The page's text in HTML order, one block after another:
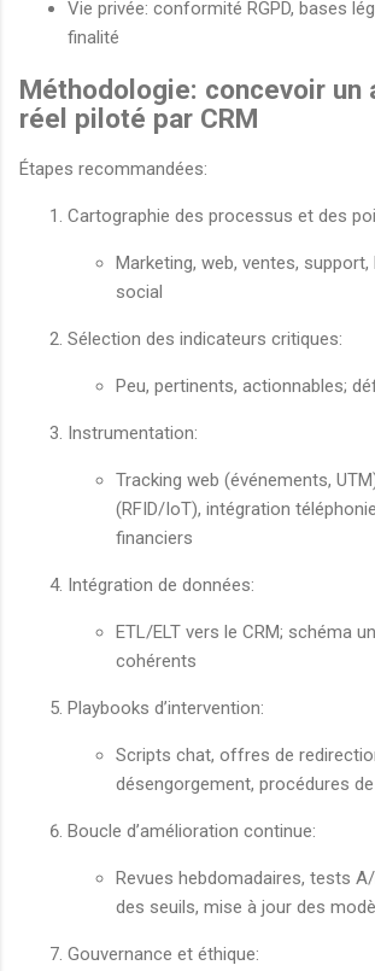
Vie privée: conformité RGPD, bases
finalité
Méthodologie: concevoir un
réel piloté par CRM
Étapes recommandées:
Cartographie des processus et des
Marketing, web, ventes,
social
Sélection des indicateurs critiques:
Peu, pertinents, actionnables;
Instrumentation:
Tracking web (événements,
(RFID/IoT), intégration
financiers
Intégration de données:
ETL/ELT vers le CRM; schéma
cohérents
Playbooks d’intervention:
Scripts chat, offres de
désengorgement, procédures
Boucle d’amélioration continue:
Revues hebdomadaires, tests
des seuils, mise à jour des
Gouvernance et éthique: